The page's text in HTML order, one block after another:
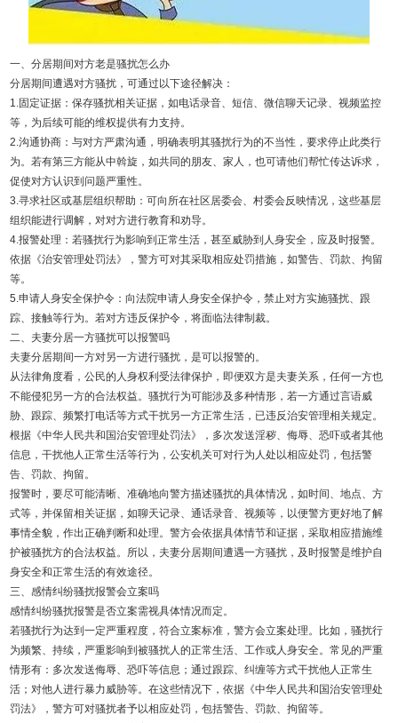
一、分居期间对方老是骚扰怎么办
分居期间遭遇对方骚扰，可通过以下途径解决：
1.固定证据：保存骚扰相关证据，如电话录音、短信、微信聊天记录、视频监控
等，为后续可能的维权提供有力支持。
2.沟通协商：与对方严肃沟通，明确表明其骚扰行为的不当性，要求停止此类行
为。若有第三方能从中斡旋，如共同的朋友、家人，也可请他们帮忙传达诉求，
促使对方认识到问题严重性。
3.寻求社区或基层组织帮助：可向所在社区居委会、村委会反映情况，这些基层
组织能进行调解，对对方进行教育和劝导。
4.报警处理：若骚扰行为影响到正常生活，甚至威胁到人身安全，应及时报警。
依据《治安管理处罚法》，警方可对其采取相应处罚措施，如警告、罚款、拘留
等。
5.申请人身安全保护令：向法院申请人身安全保护令，禁止对方实施骚扰、跟
踪、接触等行为。若对方违反保护令，将面临法律制裁。
二、夫妻分居一方骚扰可以报警吗
夫妻分居期间一方对另一方进行骚扰，是可以报警的。
从法律角度看，公民的人身权利受法律保护，即便双方是夫妻关系，任何一方也
不能侵犯另一方的合法权益。骚扰行为可能涉及多种情形，若一方通过言语威
胁、跟踪、频繁打电话等方式干扰另一方正常生活，已违反治安管理相关规定。
根据《中华人民共和国治安管理处罚法》，多次发送淫秽、侮辱、恐吓或者其他
信息，干扰他人正常生活等行为，公安机关可对行为人处以相应处罚，包括警
告、罚款、拘留。
报警时，要尽可能清晰、准确地向警方描述骚扰的具体情况，如时间、地点、方
式等，并保留相关证据，如聊天记录、通话录音、视频等，以便警方更好地了解
事情全貌，作出正确判断和处理。警方会依据具体情节和证据，采取相应措施维
护被骚扰方的合法权益。所以，夫妻分居期间遭遇一方骚扰，及时报警是维护自
身安全和正常生活的有效途径。
三、感情纠纷骚扰报警会立案吗
感情纠纷骚扰报警是否立案需视具体情况而定。
若骚扰行为达到一定严重程度，符合立案标准，警方会立案处理。比如，骚扰行
为频繁、持续，严重影响到被骚扰人的正常生活、工作或人身安全。常见的严重
情形有：多次发送侮辱、恐吓等信息；通过跟踪、纠缠等方式干扰他人正常生
活；对他人进行暴力威胁等。在这些情况下，依据《中华人民共和国治安管理处
罚法》，警方可对骚扰者予以相应处罚，包括警告、罚款、拘留等。